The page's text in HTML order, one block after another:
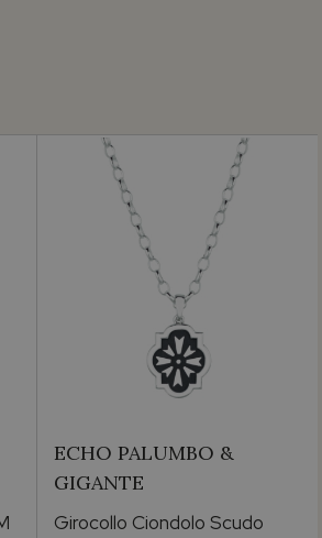
ECHO PALUMBO &
GIGANTE
Girocollo Ciondolo Scudo